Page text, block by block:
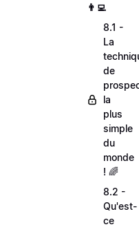
👨‍💻
8.1 -
La
de
la
plus
simple
du
monde
! 🌈
8.2 -
Qu'est-
ce